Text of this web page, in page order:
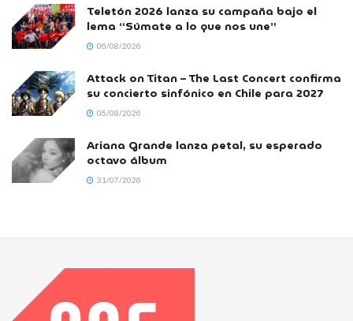
Teletón 2026 lanza su campaña bajo el
lema “Súmate a lo que nos une”
06/08/2026
Attack on Titan – The Last Concert confirma
su concierto sinfónico en Chile para 2027
05/08/2026
Ariana Grande lanza petal, su esperado
octavo álbum
31/07/2026